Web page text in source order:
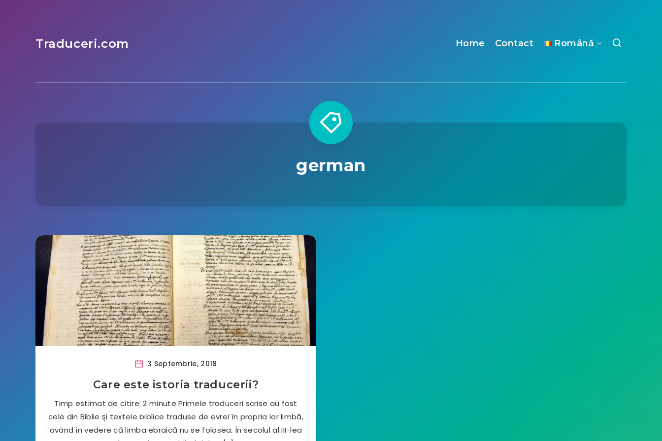
Traduceri.com Home Contact Română
german
3 Septembrie, 2018
Care este istoria traducerii?
Timp estimat de citire: 2 minute Primele traduceri scrise au fost
cele din Biblie şi textele biblice traduse de evrei în propria lor limbă,
având în vedere că limba ebraică nu se folosea. În secolul al III-lea